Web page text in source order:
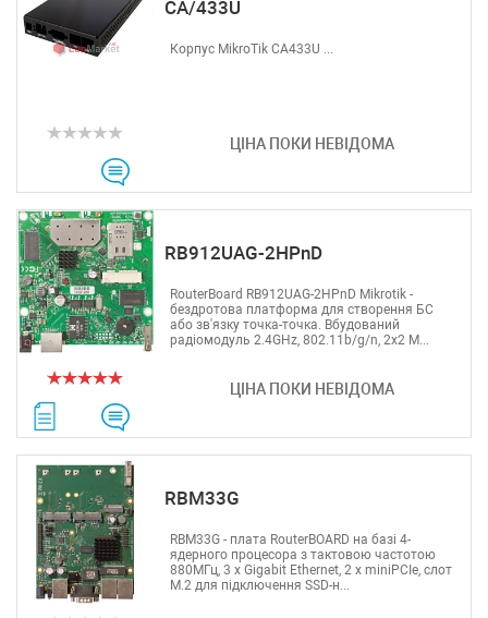
CA/433U
ЦІНА ПОКИ НЕВІДОМА
Корпус MikroTik CA433U ...
RB912UAG-2HPnD
ЦІНА ПОКИ НЕВІДОМА
RouterBoard RB912UAG-2HPnD Mikrotik -
бездротова платформа для створення БС
або зв'язку точка-точка. Вбудований
радіомодуль 2.4GHz, 802.11b/g/n, 2x2 M...
RBM33G
RBM33G - плата RouterBOARD на базі 4-
ядерного процесора з тактовою частотою
880МГц, 3 х Gigabit Ethernet, 2 x miniPCIe, слот
М.2 для підключення SSD-н...